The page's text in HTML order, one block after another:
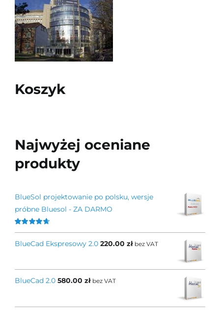
Koszyk
Najwyżej oceniane
produkty
BlueSol projektowanie po polsku, wersje
próbne Bluesol - ZA DARMO
Oceniono
BlueCad Ekspresowy 2.0 220.00 zł bez VAT
BlueCad 2.0 580.00 zł bez VAT